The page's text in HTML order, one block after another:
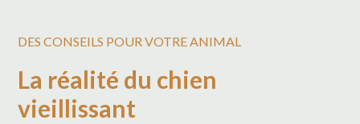
DES CONSEILS POUR VOTRE ANIMAL
La réalité du chien
vieillissant